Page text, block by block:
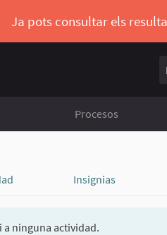
Ja pots consultar els
Procesos
Insignias
a ninguna actividad.